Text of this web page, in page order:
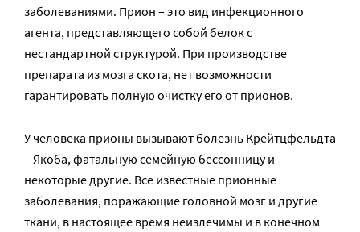
заболеваниями. Прион – это вид инфекционного
агента, представляющего собой белок с
нестандартной структурой. При производстве
препарата из мозга скота, нет возможности
гарантировать полную очистку его от прионов.
У человека прионы вызывают болезнь Крейтцфельдта
– Якоба, фатальную семейную бессонницу и
некоторые другие. Все известные прионные
заболевания, поражающие головной мозг и другие
ткани, в настоящее время неизлечимы и в конечном